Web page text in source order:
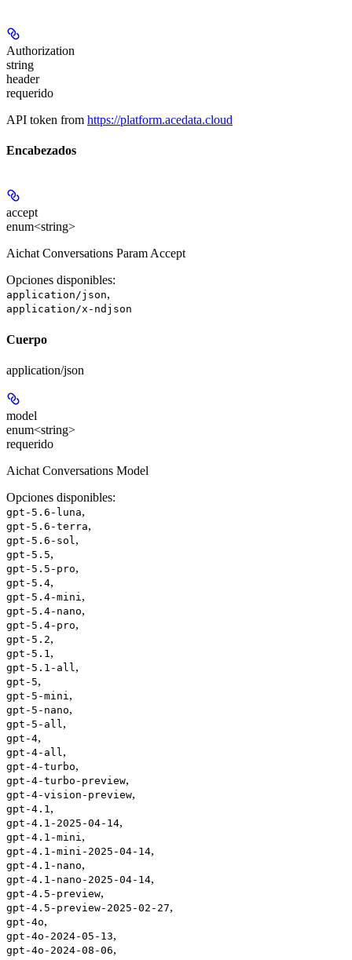
Authorization
string
header
requerido
API token from https://platform.acedata.cloud
Encabezados
accept
enum<string>
Aichat Conversations Param Accept
Opciones disponibles:
application/json,
application/x-ndjson
Cuerpo
application/json
model
enum<string>
requerido
Aichat Conversations Model
Opciones disponibles:
gpt-5.6-luna,
gpt-5.6-terra,
gpt-5.6-sol ,
gpt-5.5,
gpt-5.5-pro,
gpt-5.4,
gpt-5.4-mini ,
gpt-5.4-nano,
gpt-5.4-pro,
gpt-5.2,
gpt-5.1 ,
gpt-5.1-all ,
gpt-5,
gpt-5-mini ,
gpt-5-nano,
gpt-5-all ,
gpt-4,
gpt-4-all ,
gpt-4-turbo,
gpt-4-turbo-preview,
gpt-4-vision-preview,
gpt-4.1 ,
gpt-4.1-2025-04-14,
gpt-4.1-mini ,
gpt-4.1-mini-2025-04-14,
gpt-4.1-nano,
gpt-4.1-nano-2025-04-14,
gpt-4.5-preview,
gpt-4.5-preview-2025-02-27,
gpt-4o,
gpt-4o-2024-05-13,
gpt-4o-2024-08-06,